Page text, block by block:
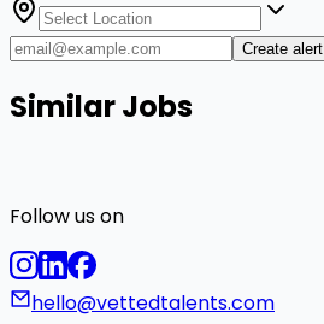
Create alert
Similar Jobs
Follow us on
hello@vettedtalents.com